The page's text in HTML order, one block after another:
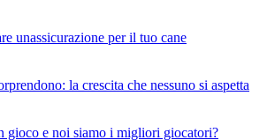
unassicurazione per il tuo cane
la crescita che nessuno si aspetta
gioco e noi siamo i migliori giocatori?